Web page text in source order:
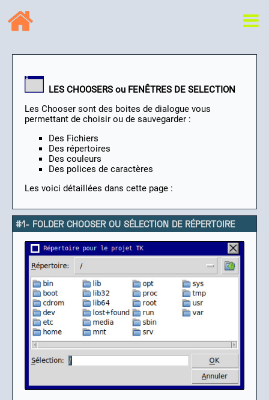
LES CHOOSERS ou FENÊTRES DE SELECTION
Les Chooser sont des boites de dialogue vous
permettant de choisir ou de sauvegarder :
Des Fichiers
Des répertoires
Des couleurs
Des polices de caractères
Les voici détaillées dans cette page :
#1- FOLDER CHOOSER OU SÉLECTION DE RÉPERTOIRE